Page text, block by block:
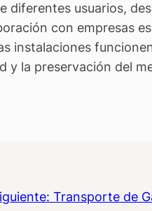
diferentes usuarios,
con empresas
instalaciones
y la preservación del
Transporte de